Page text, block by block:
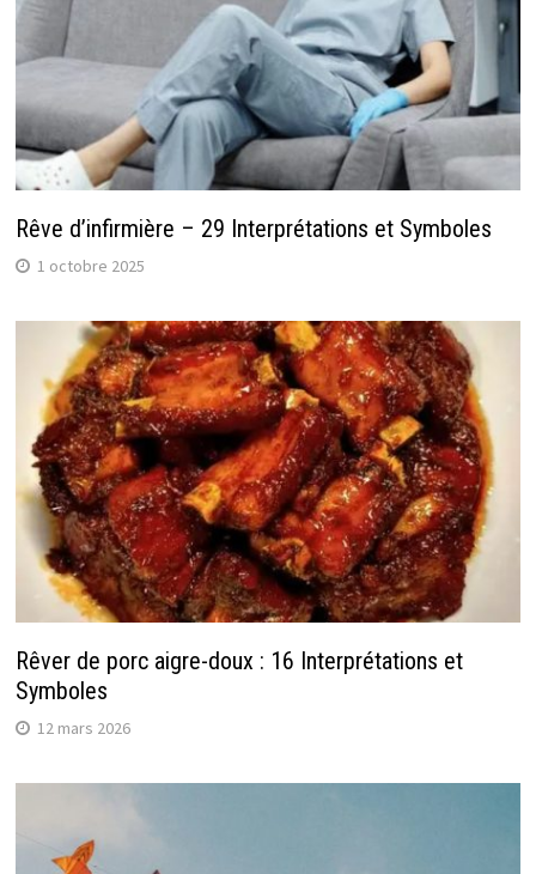
Rêve d’infirmière – 29 Interprétations et Symboles
1 octobre 2025
Rêver de porc aigre-doux : 16 Interprétations et
Symboles
12 mars 2026